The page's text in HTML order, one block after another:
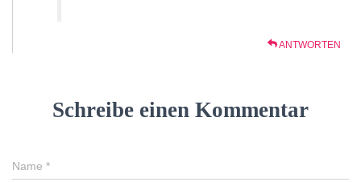
ANTWORTEN
Schreibe einen Kommentar
Name *